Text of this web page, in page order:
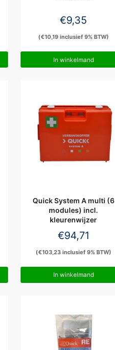
€9,35
(€10,19inclusief 9% BTW)
In winkelmand
Quick System A multi (6
modules) incl.
kleurenwijzer
€94,71
(€103,23inclusief 9% BTW)
In winkelmand